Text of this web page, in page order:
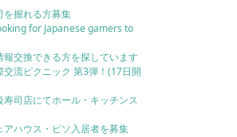
を握れる方募集
for Japanese gamers to
報交換できる方を探しています
交流ピクニック 第3弾！(17日開
寿司店にてホール・キッチンス
アハウス・ピソ入居者を募集